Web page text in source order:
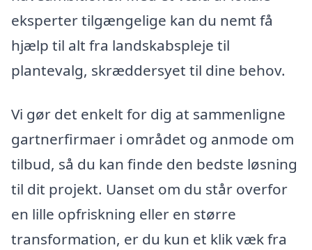
eksperter tilgængelige kan du nemt få
hjælp til alt fra landskabspleje til
plantevalg, skræddersyet til dine behov.
Vi gør det enkelt for dig at sammenligne
gartnerfirmaer i området og anmode om
tilbud, så du kan finde den bedste løsning
til dit projekt. Uanset om du står overfor
en lille opfriskning eller en større
transformation, er du kun et klik væk fra